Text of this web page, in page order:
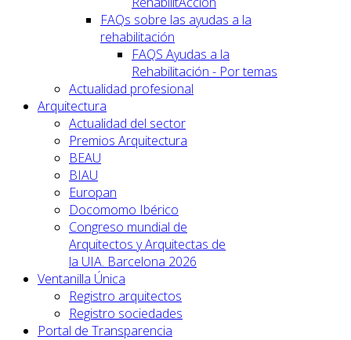
FAQs sobre las ayudas a la
rehabilitación
FAQS Ayudas a la
Rehabilitación - Por temas
Actualidad profesional
Arquitectura
Actualidad del sector
Premios Arquitectura
BEAU
BIAU
Europan
Docomomo Ibérico
Congreso mundial de
Arquitectos y Arquitectas de
la UIA. Barcelona 2026
Ventanilla Única
Registro arquitectos
Registro sociedades
Portal de Transparencia